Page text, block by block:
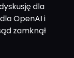
dla
OpenAI i
zamknął